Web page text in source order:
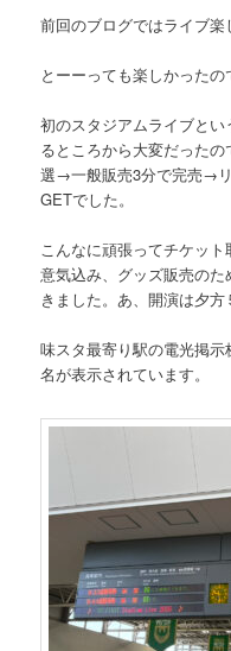
前回のブログではライブ楽
とーーっても楽しかった
初のスタジアムライブと
るところから大変だった
選→一般販売3分で完売→
GETでした。
こんなに頑張ってチケッ
意気込み、グッズ販売の
きました。あ、開演は夕
味スタ最寄り駅の電光掲
名が表示されています。